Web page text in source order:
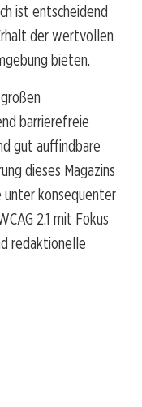
ist entscheidend
der wertvollen
bieten.
barrierefreie
gut auffindbare
dieses Magazins
unter konsequenter
2.1 mit Fokus
redaktionelle